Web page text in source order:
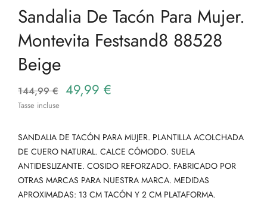
Sandalia De Tacón Para Mujer.
Montevita Festsand8 88528
Beige
144,99 € 49,99 €
Tasse incluse
SANDALIA DE TACÓN PARA MUJER. PLANTILLA ACOLCHADA
DE CUERO NATURAL. CALCE CÓMODO. SUELA
ANTIDESLIZANTE. COSIDO REFORZADO. FABRICADO POR
OTRAS MARCAS PARA NUESTRA MARCA. MEDIDAS
APROXIMADAS: 13 CM TACÓN Y 2 CM PLATAFORMA.